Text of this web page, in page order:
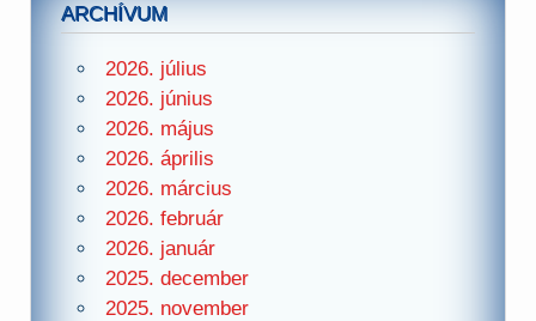
ARCHÍVUM
2026. július
2026. június
2026. május
2026. április
2026. március
2026. február
2026. január
2025. december
2025. november